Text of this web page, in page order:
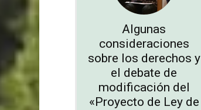
Algunas
consideraciones
sobre los derechos y
el debate de
modificación del
«Proyecto de Ley de